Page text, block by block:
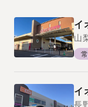
イ
山
イ
長